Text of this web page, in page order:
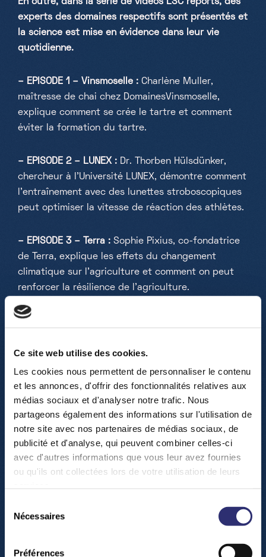
Ce site web utilise des cookies.
Les cookies nous permettent de personnaliser le contenu
et les annonces, d'offrir des fonctionnalités relatives aux
médias sociaux et d'analyser notre trafic. Nous
partageons également des informations sur l'utilisation de
notre site avec nos partenaires de médias sociaux, de
publicité et d'analyse, qui peuvent combiner celles-ci
avec d'autres informations que vous leur avez fournies
ou qu'ils ont collectées lors de votre utilisation de leurs
Nécessaires
Préférences
En outre, dans la série de vidéos LSC reports, des
experts des domaines respectifs sont présentés et
la science est mise en évidence dans leur vie
quotidienne.
– EPISODE 1 – Vinsmoselle : Charlène Muller,
maîtresse de chai chez DomainesVinsmoselle,
explique comment se crée le tartre et comment
éviter la formation du tartre.
– EPISODE 2 – LUNEX : Dr. Thorben Hülsdünker,
chercheur à l'Université LUNEX, démontre comment
l'entraînement avec des lunettes stroboscopiques
peut optimiser la vitesse de réaction des athlètes.
– EPISODE 3 – Terra : Sophie Pixius, co-fondatrice
de Terra, explique les effets du changement
climatique sur l'agriculture et comment on peut
renforcer la résilience de l'agriculture.
Play Mute Settings
Enter
Play